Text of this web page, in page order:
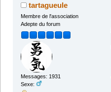
tartagueule
Membre de l'association
Adepte du forum
Messages: 1931
Sexe: